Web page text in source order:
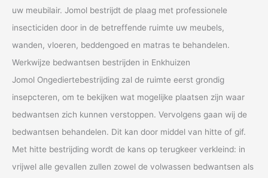
uw meubilair. Jomol bestrijdt de plaag met professionele
insecticiden door in de betreffende ruimte uw meubels,
wanden, vloeren, beddengoed en matras te behandelen.
Werkwijze bedwantsen bestrijden in Enkhuizen
Jomol Ongediertebestrijding zal de ruimte eerst grondig
insepcteren, om te bekijken wat mogelijke plaatsen zijn waar
bedwantsen zich kunnen verstoppen. Vervolgens gaan wij de
bedwantsen behandelen. Dit kan door middel van hitte of gif.
Met hitte bestrijding wordt de kans op terugkeer verkleind: in
vrijwel alle gevallen zullen zowel de volwassen bedwantsen als